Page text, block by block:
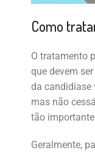
Como
O tratamento
que devem
da candidíase
mas não
tão
Geralmente,